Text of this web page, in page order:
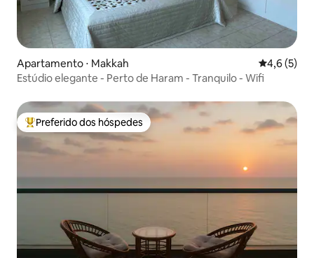
Apartamento ⋅ Makkah 4,6 de
4,6 (5)
Estúdio elegante - Perto de Haram - Tranquilo - Wifi
Entre os melhores preferidos dos hóspedes
Preferido dos hóspedes